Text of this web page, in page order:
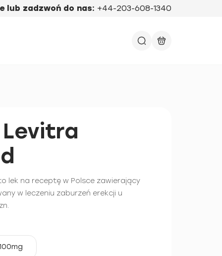
lub zadzwoń do nas: +44-203-608-1340
lek na receptę w Polsce zawierający
w leczeniu zaburzeń erekcji u